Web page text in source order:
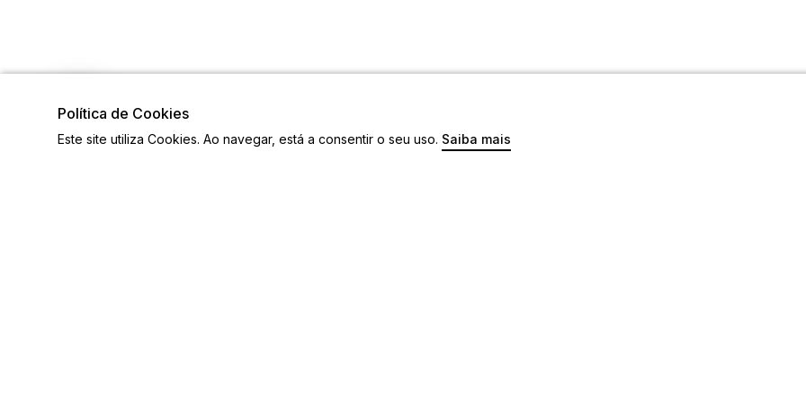
Política de Cookies
Este site utiliza Cookies. Ao navegar, está a consentir o seu uso. Saiba mais